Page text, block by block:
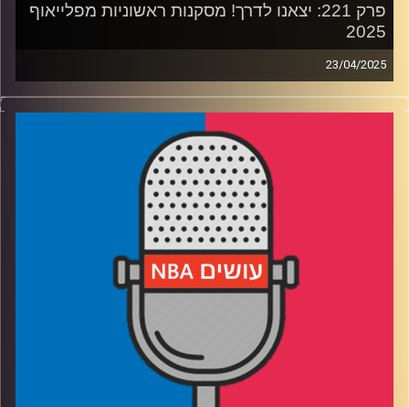
פרק 221: יצאנו לדרך! מסקנות ראשוניות מפלייאוף
2025
23/04/2025
פודקאסט האן.בי.איי עם ערן סורוקה, שרון דוידוביץ', משה
דוידוביץ' ועידן לוצקי, בשיתוף קול האוניברסיטה.
קרדיט תמונות:עידן לוצקי